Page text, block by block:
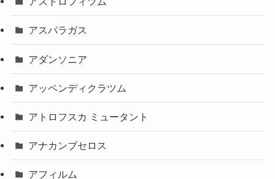
アスパラガス
アダンソニア
アッペンディクラツム
アトロフスカ ミュータント
アナカンブセロス
アフィルム